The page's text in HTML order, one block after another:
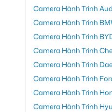
Camera Hành Trình
Camera Hành Trình
Camera Hành Trình
Camera Hành Trình
Camera Hành Trình
Camera Hành Trình
Camera Hành Trình
Camera Hành Trình